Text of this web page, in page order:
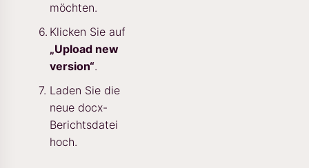
möchten.
Klicken Sie auf
„Upload new
version“.
Laden Sie die
neue docx-
Berichtsdatei
hoch.